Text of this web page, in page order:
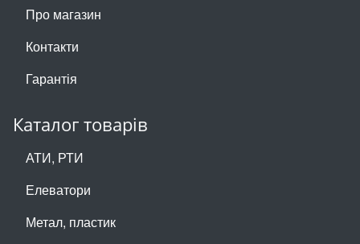
Про магазин
Контакти
Гарантія
Каталог товарів
АТИ, РТИ
Елеватори
Метал, пластик